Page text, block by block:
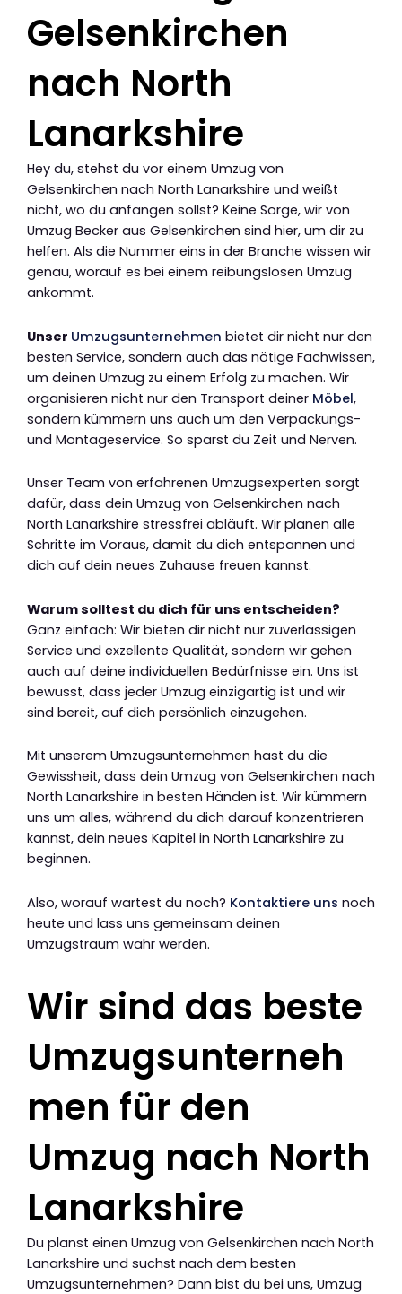
Gelsenkirchen
nach North
Lanarkshire
Hey du, stehst du vor einem Umzug von
Gelsenkirchen nach North Lanarkshire und weißt
nicht, wo du anfangen sollst? Keine Sorge, wir von
Umzug Becker aus Gelsenkirchen sind hier, um dir zu
helfen. Als die Nummer eins in der Branche wissen wir
genau, worauf es bei einem reibungslosen Umzug
ankommt.
Unser Umzugsunternehmen bietet dir nicht nur den
besten Service, sondern auch das nötige Fachwissen,
um deinen Umzug zu einem Erfolg zu machen. Wir
organisieren nicht nur den Transport deiner Möbel,
sondern kümmern uns auch um den Verpackungs-
und Montageservice. So sparst du Zeit und Nerven.
Unser Team von erfahrenen Umzugsexperten sorgt
dafür, dass dein Umzug von Gelsenkirchen nach
North Lanarkshire stressfrei abläuft. Wir planen alle
Schritte im Voraus, damit du dich entspannen und
dich auf dein neues Zuhause freuen kannst.
Warum solltest du dich für uns entscheiden?
Ganz einfach: Wir bieten dir nicht nur zuverlässigen
Service und exzellente Qualität, sondern wir gehen
auch auf deine individuellen Bedürfnisse ein. Uns ist
bewusst, dass jeder Umzug einzigartig ist und wir
sind bereit, auf dich persönlich einzugehen.
Mit unserem Umzugsunternehmen hast du die
Gewissheit, dass dein Umzug von Gelsenkirchen nach
North Lanarkshire in besten Händen ist. Wir kümmern
uns um alles, während du dich darauf konzentrieren
kannst, dein neues Kapitel in North Lanarkshire zu
beginnen.
Also, worauf wartest du noch? Kontaktiere uns noch
heute und lass uns gemeinsam deinen
Umzugstraum wahr werden.
Wir sind das beste
Umzugsunterneh
men für den
Umzug nach North
Lanarkshire
Du planst einen Umzug von Gelsenkirchen nach North
Lanarkshire und suchst nach dem besten
Umzugsunternehmen? Dann bist du bei uns, Umzug